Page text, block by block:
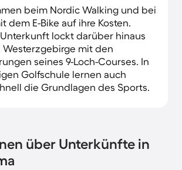
beim Nordic Walking und bei
dem E-Bike auf ihre Kosten.
lockt darüber hinaus
mit den
seines 9-Loch-Courses. In
Golfschule lernen auch
die Grundlagen des Sports.
über Unterkünfte in